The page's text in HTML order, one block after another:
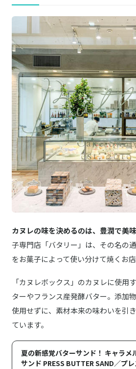
カヌレの味を決めるのは、豊潤で美味
子専門店「バタリー」は、その名の
をお菓子によって使い分けて焼くお店
「カヌレボックス」のカヌレに使用
ターやフランス産発酵バター。添加
使用せずに、素材本来の味わいを引
ています。
夏の新感覚バターサンド！ キャラメ
サンド PRESS BUTTER SAND／プ